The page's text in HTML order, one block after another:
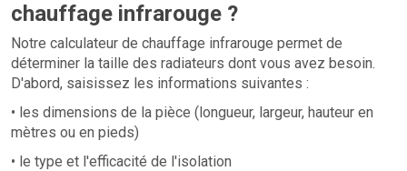
chauffage infrarouge ?
Notre calculateur de chauffage infrarouge permet de
déterminer la taille des radiateurs dont vous avez besoin.
D'abord, saisissez les informations suivantes :
• les dimensions de la pièce (longueur, largeur, hauteur en
mètres ou en pieds)
• le type et l'efficacité de l'isolation